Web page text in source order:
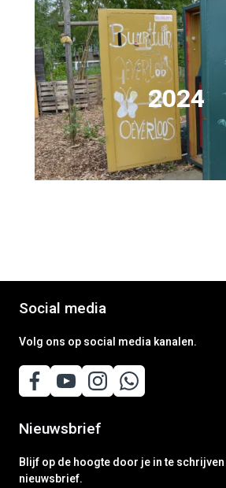
2024
Social media
Volg ons op social media kanalen.
Nieuwsbrief
Blijf op de hoogte door je in te
nieuwsbrief.